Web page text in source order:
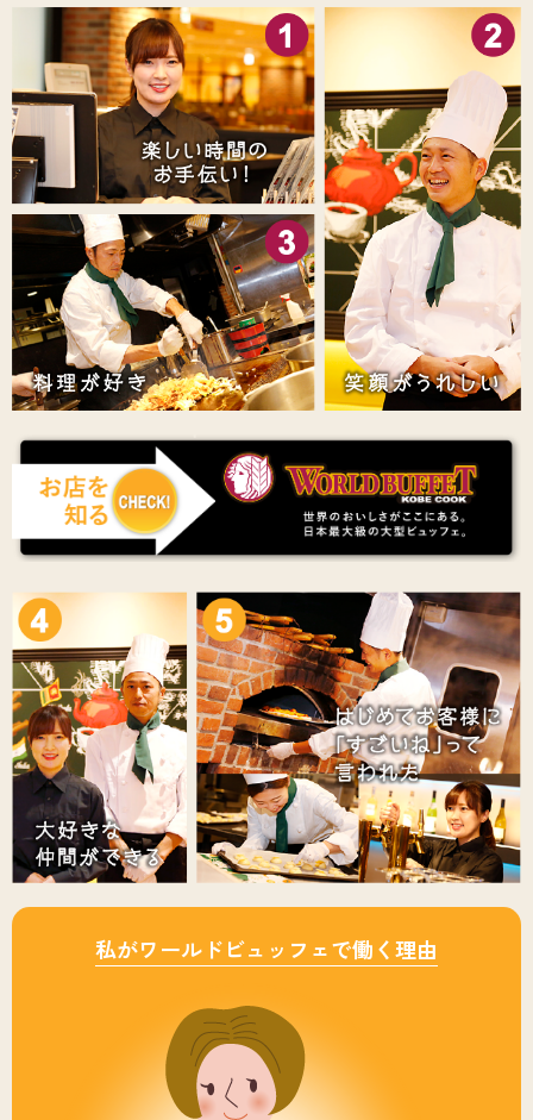
私がワールドビュッフェで働く理由